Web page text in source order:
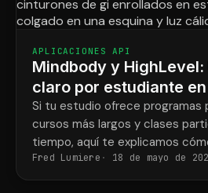
APLICACIONES API
Mindbody y
claro por estudiante
programas.
Si tu estudio ofrece programas
cursos más largos y clases
tiempo, aquí te explicamos
finalmente coincidirán con lo
reservado.
Fred Lumiere 18 de mayo de